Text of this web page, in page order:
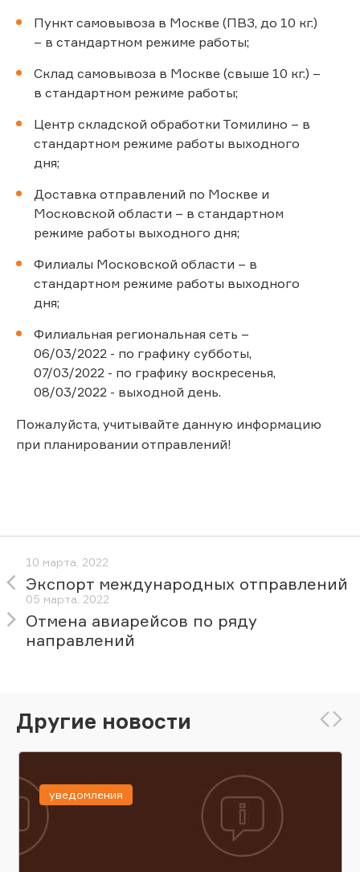
Пункт самовывоза в Москве (ПВЗ, до 10 кг.)
– в стандартном режиме работы;
Склад самовывоза в Москве (свыше 10 кг.) –
в стандартном режиме работы;
Центр складской обработки Томилино – в
стандартном режиме работы выходного
дня;
Доставка отправлений по Москве и
Московской области – в стандартном
режиме работы выходного дня;
Филиалы Московской области – в
стандартном режиме работы выходного
дня;
Филиальная региональная сеть –
06/03/2022 - по графику субботы,
07/03/2022 - по графику воскресенья,
08/03/2022 - выходной день.
Пожалуйста, учитывайте данную информацию
при планировании отправлений!
10 марта, 2022
Экспорт международных отправлений
05 марта, 2022
Отмена авиарейсов по ряду
направлений
Другие новости
уведомления